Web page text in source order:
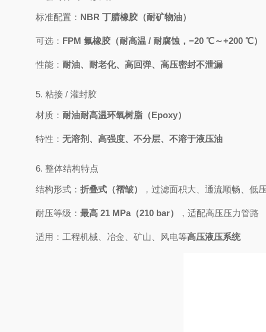
标准配置： NBR 丁腈橡胶（耐矿物油）
可选： FPM 氟橡胶（耐高温 / 耐腐蚀，−20 ℃～+200 ℃）
性能： 耐油、耐老化、高回弹、高压密封不泄漏
5. 粘接 / 灌封胶
材质： 耐油耐高温环氧树脂（Epoxy）
特性： 无溶剂、高强度、不分层、不溶于液压油
6. 整体结构特点
结构形式： 折叠式（褶皱） ，过滤面积大、通流顺畅、低
耐压等级： 最高 21 MPa（210 bar） ，适配高压压力管路
适用：工程机械、冶金、矿山、风电等高压液压系统